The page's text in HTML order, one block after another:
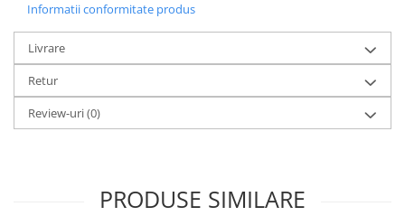
Informatii conformitate produs
Livrare
Retur
Review-uri(0)
PRODUSE SIMILARE